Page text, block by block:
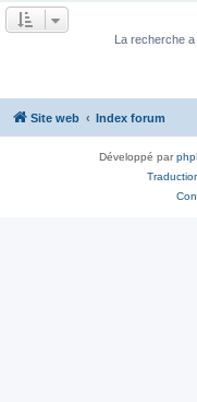
La recherche
Site web Index forum
Développé par